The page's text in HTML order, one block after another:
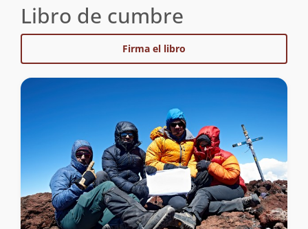
Libro de cumbre
Firma el libro